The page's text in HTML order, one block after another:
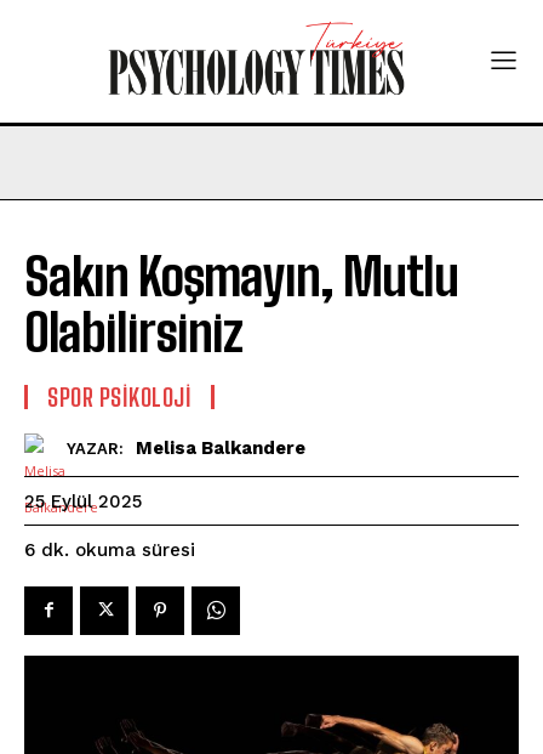
Sakın Koşmayın, Mutlu
Olabilirsiniz
SPOR PSIKOLOJI
YAZAR: Melisa Balkandere
25 Eylül 2025
6 dk. okuma süresi